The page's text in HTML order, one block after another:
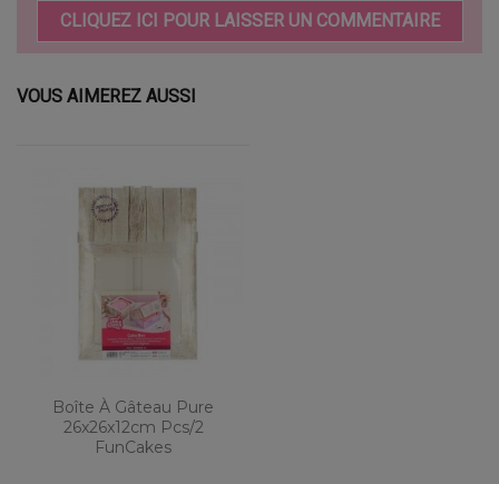
CLIQUEZ ICI POUR LAISSER UN COMMENTAIRE
VOUS AIMEREZ AUSSI
Boîte À Gâteau Pure
26x26x12cm Pcs/2
FunCakes